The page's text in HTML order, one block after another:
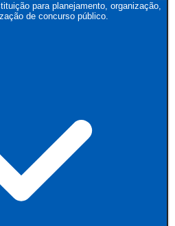
para planejamento, organização,
de concurso público.